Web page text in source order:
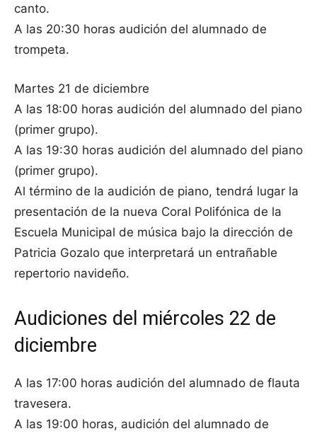
canto.
A las 20:30 horas audición del alumnado de
trompeta.
Martes 21 de diciembre
A las 18:00 horas audición del alumnado del piano
(primer grupo).
A las 19:30 horas audición del alumnado del piano
(primer grupo).
Al término de la audición de piano, tendrá lugar la
presentación de la nueva Coral Polifónica de la
Escuela Municipal de música bajo la dirección de
Patricia Gozalo que interpretará un entrañable
repertorio navideño.
Audiciones del miércoles 22 de
diciembre
A las 17:00 horas audición del alumnado de flauta
travesera.
A las 19:00 horas, audición del alumnado de